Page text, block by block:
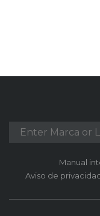
Manual
Aviso de